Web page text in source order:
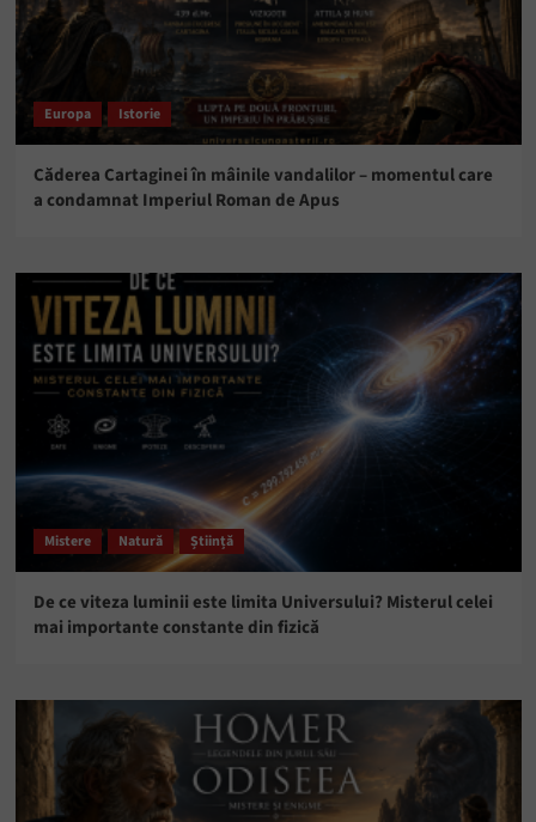
Europa Istorie
Căderea Cartaginei în mâinile vandalilor – momentul care
a condamnat Imperiul Roman de Apus
Mistere Natură Știință
De ce viteza luminii este limita Universului? Misterul celei
mai importante constante din fizică